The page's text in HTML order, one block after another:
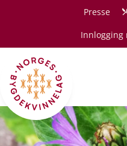
Hopp til hovedinnholdPresse
Innlogging